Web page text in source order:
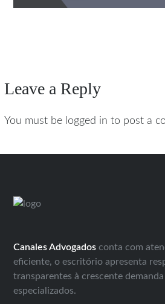
Leave a Reply
You must be logged in to post a
Canales Advogados conta com
eficiente, o escritório apresenta
transparentes à crescente
especializados.